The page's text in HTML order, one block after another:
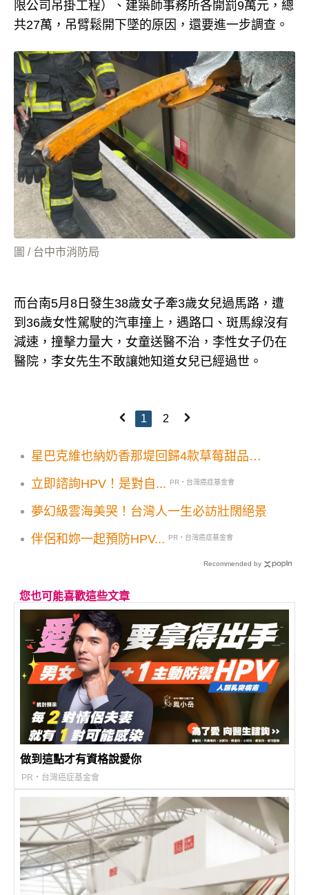
限公司吊掛工程）、建築師事務所各開罰9萬元，總
共27萬，吊臂鬆開下墜的原因，還要進一步調查。
圖 / 台中市消防局
而台南5月8日發生38歲女子牽3歲女兒過馬路，遭
到36歲女性駕駛的汽車撞上，遇路口、斑馬線沒有
減速，撞擊力量大，女童送醫不治，李性女子仍在
醫院，李女先生不敢讓她知道女兒已經過世。
1 2
星巴克維也納奶香那堤回歸4款草莓甜品登
立即諮詢HPV！是對自...
PR・台灣癌症基金會
夢幻級雲海美哭！台灣人一生必訪壯闊絕景
伴侶和妳一起預防HPV...
PR・台灣癌症基金會
Recommended by
您也可能喜歡這些文章
做到這點才有資格說愛你
PR・台灣癌症基金會